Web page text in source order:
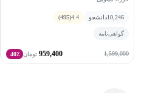
10,246دانشجو 4.4
(495)
گواهی‌نامه
1,599,000
959,400 تومان 40٪